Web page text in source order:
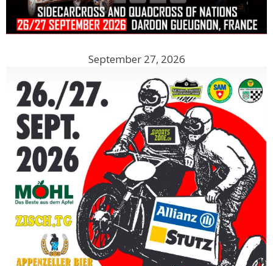
September 27, 2026